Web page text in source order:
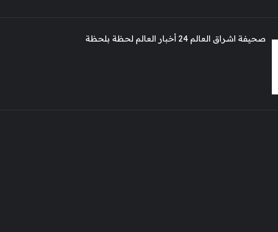
صحيفة اشراق العالم 24 أخبار العالم لحظة بلحظة